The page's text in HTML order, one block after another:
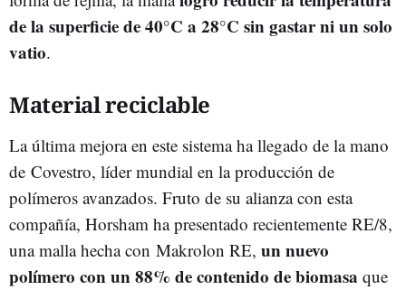
de la superficie de 40°C a 28°C sin gastar ni un solo
vatio.
Material reciclable
La última mejora en este sistema ha llegado de la mano
de Covestro, líder mundial en la producción de
polímeros avanzados. Fruto de su alianza con esta
compañía, Horsham ha presentado recientemente RE/8,
una malla hecha con Makrolon RE, un nuevo
polímero con un 88% de contenido de biomasa que